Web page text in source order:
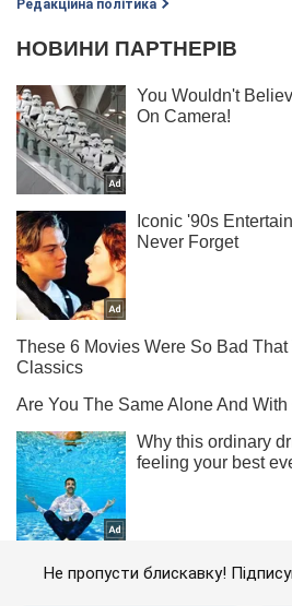
Редакційна політика
Не пропусти блискавку!